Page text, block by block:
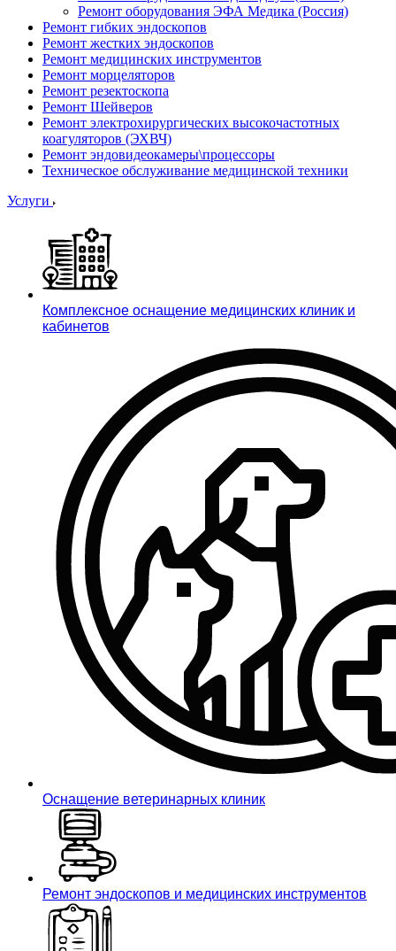
Ремонт оборудования ЭФА Медика (Россия)
Ремонт гибких эндоскопов
Ремонт жестких эндоскопов
Ремонт медицинских инструментов
Ремонт морцеляторов
Ремонт резектоскопа
Ремонт Шейверов
Ремонт электрохирургических высокочастотных
коагуляторов (ЭХВЧ)
Ремонт эндовидеокамеры\процессоры
Техническое обслуживание медицинской техники
Услуги
Комплексное оснащение медицинских клиник и
кабинетов
Оснащение ветеринарных клиник
Ремонт эндоскопов и медицинских инструментов